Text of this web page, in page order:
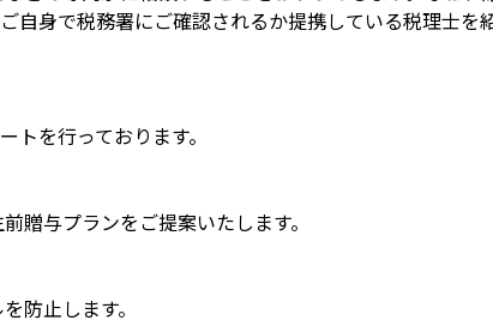
自身で税務署にご確認されるか提携している税理士を
を行っております。
贈与プランをご提案いたします。
防止します。